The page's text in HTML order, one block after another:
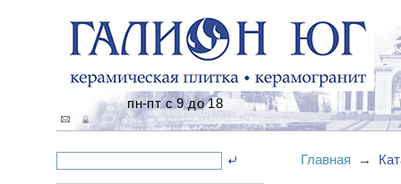
пн-пт с 9 до 18
Главная →